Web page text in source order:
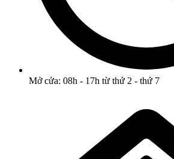
Mở cửa: 08h - 17h từ thứ 2 - thứ 7